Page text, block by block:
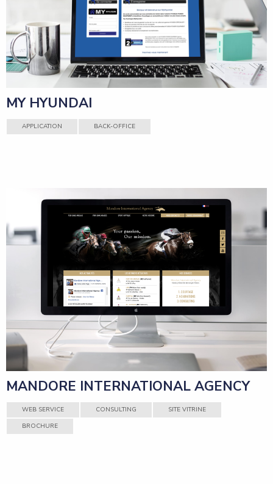
MY HYUNDAI
APPLICATION BACK-OFFICE
MANDORE INTERNATIONAL AGENCY
WEB SERVICE CONSULTING
SITE VITRINE
BROCHURE